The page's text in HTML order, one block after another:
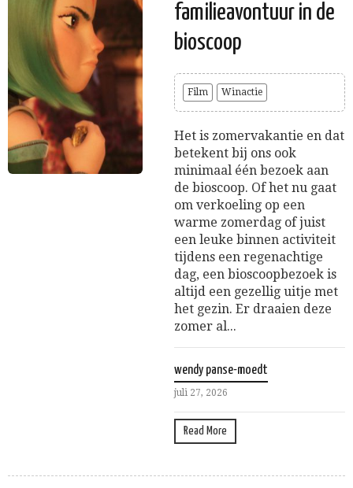
familieavontuur in de
bioscoop
Film Winactie
Het is zomervakantie en dat
betekent bij ons ook
minimaal één bezoek aan
de bioscoop. Of het nu gaat
om verkoeling op een
warme zomerdag of juist
een leuke binnen activiteit
tijdens een regenachtige
dag, een bioscoopbezoek is
altijd een gezellig uitje met
het gezin. Er draaien deze
zomer al...
wendy panse-moedt
juli 27, 2026
Read More